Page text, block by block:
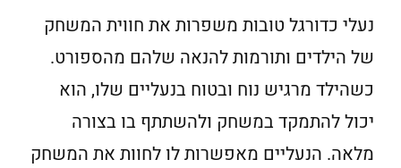
נעלי כדורגל טובות משפרות את חווית המשחק
של הילדים ותורמות להנאה שלהם מהספורט.
כשהילד מרגיש נוח ובטוח בנעליים שלו, הוא
יכול להתמקד במשחק ולהשתתף בו בצורה
מלאה. הנעליים מאפשרות לו לחוות את המשחק